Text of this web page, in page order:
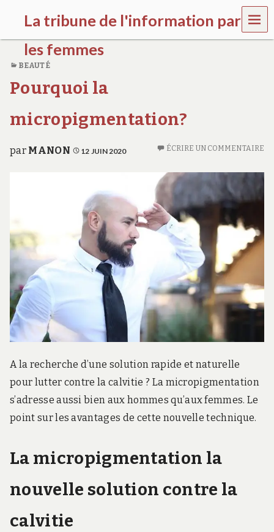
La tribune de l'information par
les femmes
a
t
i
n
s
a
w
a
r
d
s
.
f
r
MEN
U
BEAUTÉ
Pourquoi la
micropigmentation?
par MANON 12 JUIN 2020 ÉCRIRE UN COMMENTAIRE
A la recherche d’une solution rapide et naturelle
pour lutter contre la calvitie ? La micropigmentation
s’adresse aussi bien aux hommes qu’aux femmes. Le
point sur les avantages de cette nouvelle technique.
La micropigmentation la
nouvelle solution contre la
calvitie